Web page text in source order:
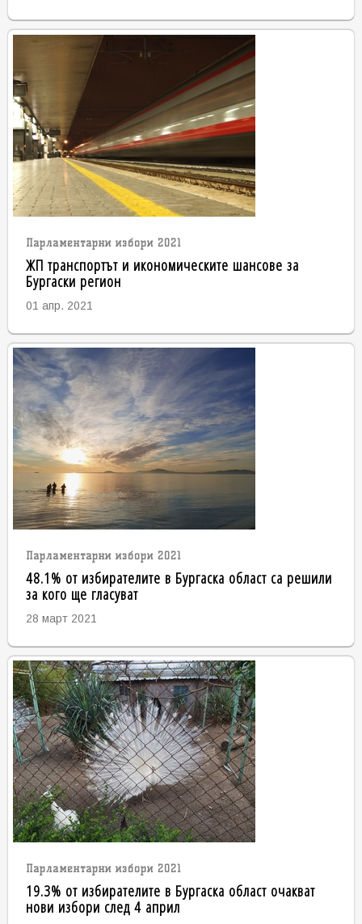
Парламентарни избори 2021
ЖП транспортът и икономическите шансове за
Бургаски регион
01 апр. 2021
Парламентарни избори 2021
48.1% от избирателите в Бургаска област са решили
за кого ще гласуват
28 март 2021
Парламентарни избори 2021
19.3% от избирателите в Бургаска област очакват
нови избори след 4 април